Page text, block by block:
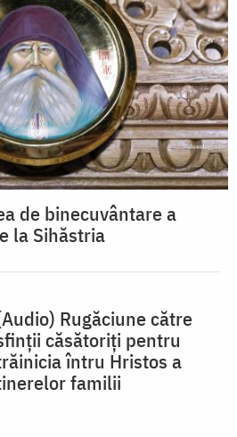
de binecuvântare a
la Sihăstria
Rugăciune către
căsătoriți pentru
întru Hristos a
familii